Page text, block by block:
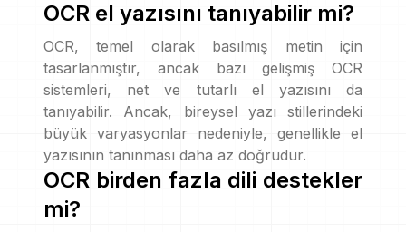
OCR el yazısını tanıyabilir mi?
OCR, temel olarak basılmış metin için
tasarlanmıştır, ancak bazı gelişmiş OCR
sistemleri, net ve tutarlı el yazısını da
tanıyabilir. Ancak, bireysel yazı stillerindeki
büyük varyasyonlar nedeniyle, genellikle el
yazısının tanınması daha az doğrudur.
OCR birden fazla dili destekler
mi?